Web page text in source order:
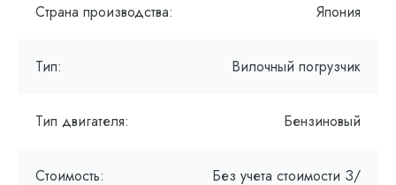
Страна производства: Япония
Тип: Вилочный погрузчик
Тип двигателя: Бензиновый
Стоимость:
Без учета стоимости З/